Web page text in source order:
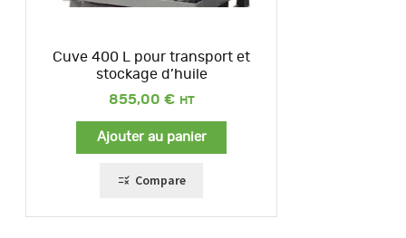
Cuve 400 L pour transport et
stockage d’huile
855,00 €
Ajouter au panier
Compare